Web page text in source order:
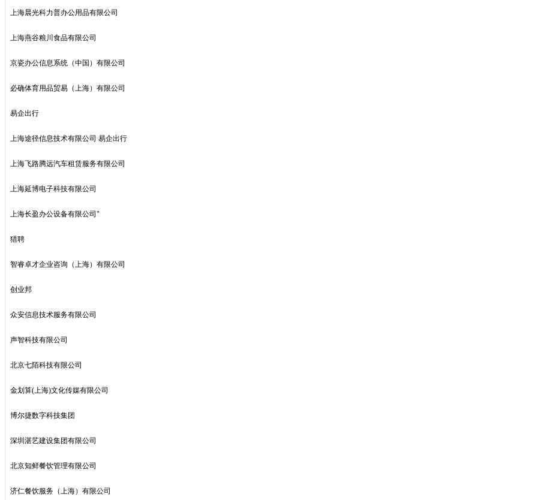
上海晨光科力普办公用品有限公司
上海燕谷粮川食品有限公司
京瓷办公信息系统（中国）有限公司
必确体育用品贸易（上海）有限公司
易企出行
上海途径信息技术有限公司 易企出行
上海飞路腾远汽车租赁服务有限公司
上海延博电子科技有限公司
上海长盈办公设备有限公司"
猎聘
智睿卓才企业咨询（上海）有限公司
创业邦
众安信息技术服务有限公司
声智科技有限公司
北京七陌科技有限公司
金划算(上海)文化传媒有限公司
博尔捷数字科技集团
深圳湛艺建设集团有限公司
北京知鲜餐饮管理有限公司
济仁餐饮服务（上海）有限公司